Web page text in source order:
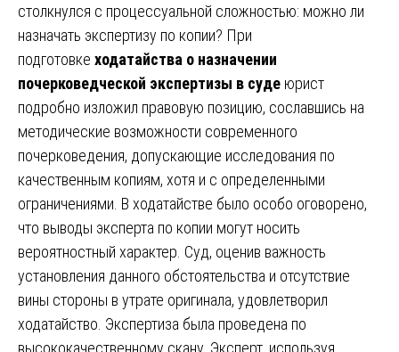
столкнулся с процессуальной сложностью: можно ли
назначать экспертизу по копии? При
подготовке ходатайства о назначении
почерковедческой экспертизы в суде юрист
подробно изложил правовую позицию, сославшись на
методические возможности современного
почерковедения, допускающие исследования по
качественным копиям, хотя и с определенными
ограничениями. В ходатайстве было особо оговорено,
что выводы эксперта по копии могут носить
вероятностный характер. Суд, оценив важность
установления данного обстоятельства и отсутствие
вины стороны в утрате оригинала, удовлетворил
ходатайство. Экспертиза была проведена по
высококачественному скану. Эксперт, используя